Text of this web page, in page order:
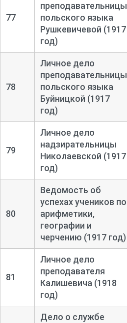
77
преподавательницы
польского языка
Рушкевичевой (1917
год)
78
Личное дело
преподавательницы
польского языка
Буйницкой (1917
год)
79
Личное дело
надзирательницы
Николаевской (1917
год)
80
Ведомость об
успехах учеников по
арифметики,
географии и
черчению (1917 год)
81
Личное дело
преподавателя
Калишевича (1918
год)
Дело о службе